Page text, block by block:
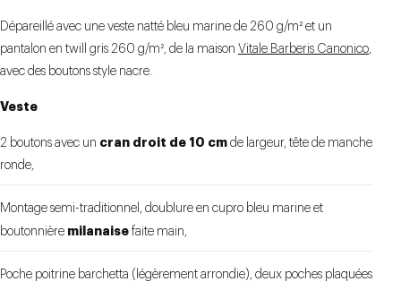
Dépareillé avec une veste natté bleu marine de 260 g/m² et un
pantalon en twill gris 260 g/m², de la maison Vitale Barberis Canonico,
avec des boutons style nacre.
Veste
2 boutons avec un cran droit de 10 cm de largeur, tête de manche
ronde,
Montage semi-traditionnel, doublure en cupro bleu marine et
boutonnière milanaise faite main,
Poche poitrine barchetta (légèrement arrondie), deux poches plaquées